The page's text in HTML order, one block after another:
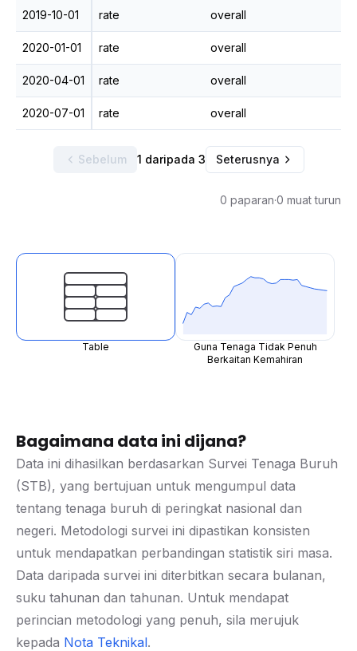
2019-10-01 rate overall
2020-01-01 rate overall
2020-04-01 rate overall
2020-07-01 rate overall
Sebelum 1 daripada 3 Seterusnya
0 paparan·0 muat turun
Table
Guna Tenaga Tidak Penuh
Berkaitan Kemahiran
Bagaimana data ini dijana?
Data ini dihasilkan berdasarkan Survei Tenaga Buruh
(STB), yang bertujuan untuk mengumpul data
tentang tenaga buruh di peringkat nasional dan
negeri. Metodologi survei ini dipastikan konsisten
untuk mendapatkan perbandingan statistik siri masa.
Data daripada survei ini diterbitkan secara bulanan,
suku tahunan dan tahunan. Untuk mendapat
perincian metodologi yang penuh, sila merujuk
kepada Nota Teknikal.